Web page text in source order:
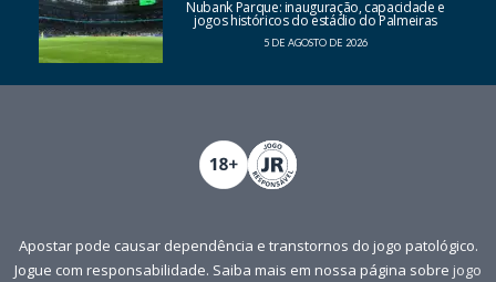
Nubank Parque: inauguração, capacidade e
jogos históricos do estádio do Palmeiras
5 DE AGOSTO DE 2026
Apostar pode causar dependência e transtornos do jogo patológico.
Jogue com responsabilidade. Saiba mais em nossa página sobre jogo